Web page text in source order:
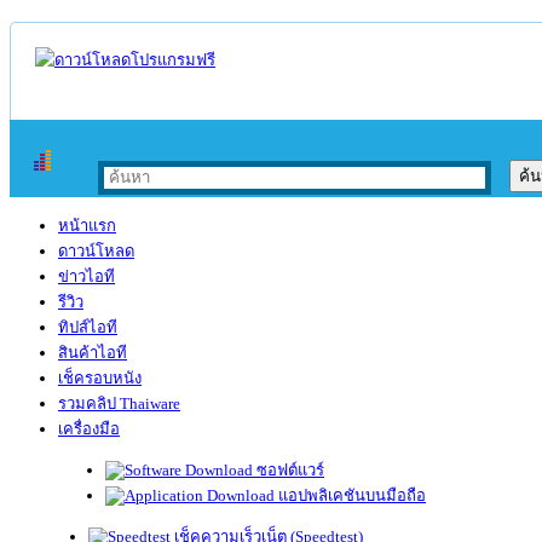
หน้าแรก
ดาวน์โหลด
ข่าวไอที
รีวิว
ทิปส์ไอที
สินค้าไอที
เช็ครอบหนัง
รวมคลิป Thaiware
เครื่องมือ
ซอฟต์แวร์
แอปพลิเคชันบนมือถือ
เช็คความเร็วเน็ต (Speedtest)